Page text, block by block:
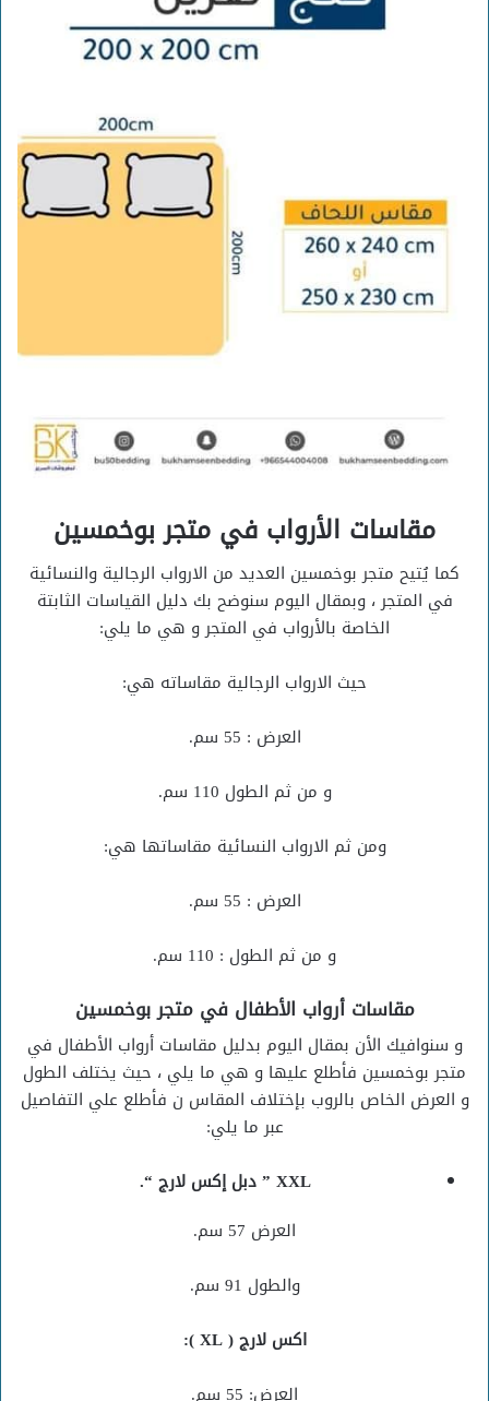
مقاسات الأرواب في متجر بوخمسين
كما يُتيح متجر بوخمسين العديد من الارواب الرجالية والنسائية
في المتجر ، وبمقال اليوم سنوضح بك دليل القياسات الثابتة
الخاصة بالأرواب في المتجر و هي ما يلي:
حيث الارواب الرجالية مقاساته هي:
العرض : 55 سم.
و من ثم الطول 110 سم.
ومن ثم الارواب النسائية مقاساتها هي:
العرض : 55 سم.
و من ثم الطول : 110 سم.
مقاسات أرواب الأطفال في متجر بوخمسين
و سنوافيك الأن بمقال اليوم بدليل مقاسات أرواب الأطفال في
متجر بوخمسين فأطلع عليها و هي ما يلي ، حيث يختلف الطول
و العرض الخاص بالروب بإختلاف المقاس ن فأطلع علي التفاصيل
عبر ما يلي:
XXL ” دبل إكس لارج “.
العرض 57 سم.
والطول 91 سم.
اكس لارج ( XL ):
العرض: 55 سم.